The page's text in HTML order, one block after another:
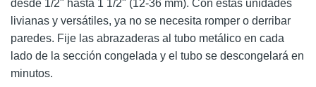
desde 1/2" hasta 1 1/2" (12-36 mm). Con estas unidades
livianas y versátiles, ya no se necesita romper o derribar
paredes. Fije las abrazaderas al tubo metálico en cada
lado de la sección congelada y el tubo se descongelará en
minutos.